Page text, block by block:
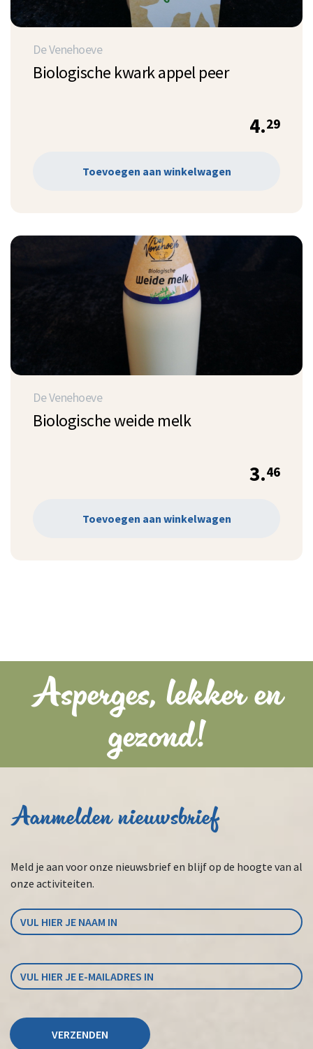
De Venehoeve
Biologische kwark appel peer
4.29
Toevoegen aan winkelwagen
De Venehoeve
Biologische weide melk
3.46
Toevoegen aan winkelwagen
Asperges, lekker en
gezond!
Aanmelden nieuwsbrief
Meld je aan voor onze nieuwsbrief en blijf op de hoogte van al
onze activiteiten.